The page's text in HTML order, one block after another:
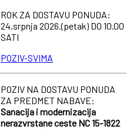
ROK ZA DOSTAVU PONUDA:
24.srpnja 2026.(petak) DO 10.00
SATI
POZIV-SVIMA
POZIV NA DOSTAVU PONUDA
ZA PREDMET NABAVE:
Sanacija i modernizacija
nerazvrstane ceste NC 15-1822